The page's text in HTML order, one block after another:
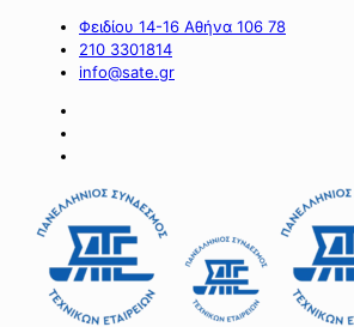
Φειδίου 14-16 Αθήνα 106 78
210 3301814
info@sate.gr